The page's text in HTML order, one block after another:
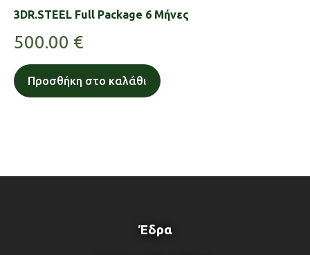
3DR.STEEL Full Package 6 Μήνες
500.00 €
Προσθήκη στο καλάθι
Έδρα